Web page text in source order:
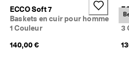
ECCO Soft 7
Baskets en cuir pour homme
1 Couleur
140,00 €
3